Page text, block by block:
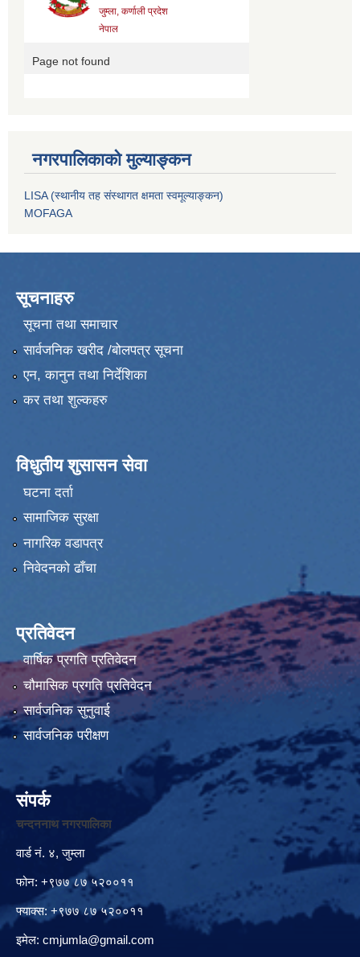
नगरपालिकाको मुल्याङ्कन
LISA (स्थानीय तह संस्थागत क्षमता स्वमूल्याङ्कन)
MOFAGA
सूचनाहरु
सूचना तथा समाचार
सार्वजनिक खरीद /बोलपत्र सूचना
एन, कानुन तथा निर्देशिका
कर तथा शुल्कहरु
विधुतीय शुसासन सेवा
घटना दर्ता
सामाजिक सुरक्षा
नागरिक वडापत्र
निवेदनको ढाँचा
प्रतिवेदन
वार्षिक प्रगति प्रतिवेदन
चौमासिक प्रगति प्रतिवेदन
सार्वजनिक सुनुवाई
सार्वजनिक परीक्षण
संपर्क
चन्दननाथ नगरपालिका
वार्ड नं. ४, जुम्ला
फोन: +९७७ ८७ ५२००११
फ्याक्स: +९७७ ८७ ५२००११
इमेल: cmjumla@gmail.com